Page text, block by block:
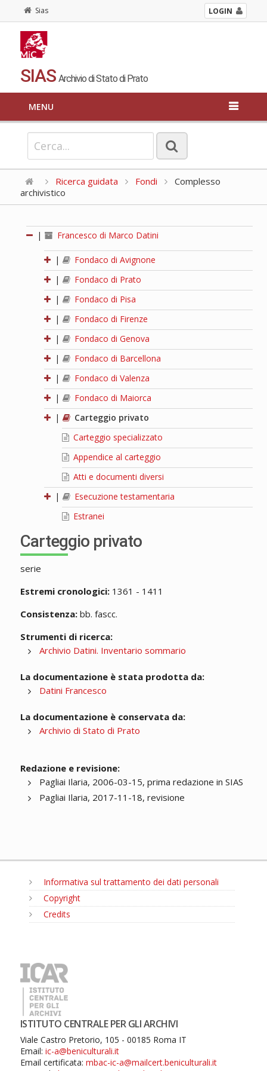
Sias LOGIN
SIAS Archivio di Stato di Prato
MENU
Ricerca guidata Fondi
Complesso
archivistico
| Francesco di Marco Datini
|
Fondaco di Avignone
|
Fondaco di Prato
|
Fondaco di Pisa
|
Fondaco di Firenze
|
Fondaco di Genova
|
Fondaco di Barcellona
|
Fondaco di Valenza
|
Fondaco di Maiorca
|
Carteggio privato
Carteggio specializzato
Appendice al carteggio
Atti e documenti diversi
|
Esecuzione testamentaria
Estranei
Carteggio privato
serie
Estremi cronologici:1361 - 1411
Consistenza:bb. fascc.
Strumenti di ricerca:
Archivio Datini. Inventario sommario
La documentazione è stata prodotta da:
Datini Francesco
La documentazione è conservata da:
Archivio di Stato di Prato
Redazione e revisione:
Pagliai Ilaria, 2006-03-15, prima redazione in SIAS
Pagliai Ilaria, 2017-11-18, revisione
Informativa sul trattamento dei dati personali
Copyright
Credits
ISTITUTO CENTRALE PER GLI ARCHIVI
Viale Castro Pretorio, 105 - 00185 Roma IT
Email: ic-a@beniculturali.it
Email certificata: mbac-ic-a@mailcert.beniculturali.it